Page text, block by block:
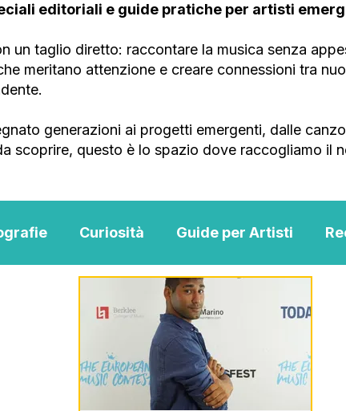
editoriali e guide pratiche per artisti
un taglio diretto: raccontare la musica senza
meritano attenzione e creare connessioni tra
generazioni ai progetti emergenti, dalle
scoprire, questo è lo spazio dove raccogliamo il
Curiosità Guide per Artisti
MENTAL BLOG MUSIC
Playlist